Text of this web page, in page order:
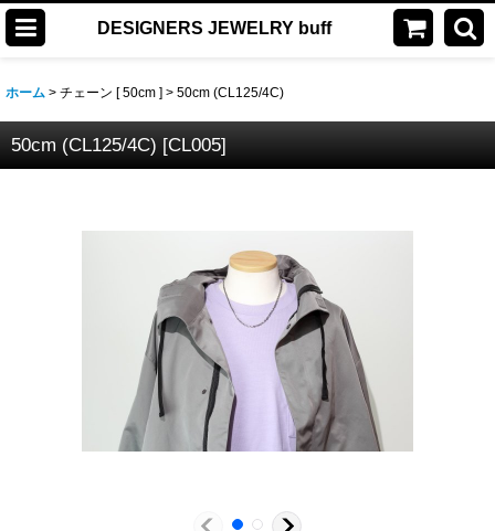
DESIGNERS JEWELRY buff
ホーム > チェーン [ 50cm ] > 50cm (CL125/4C)
50cm (CL125/4C) [CL005]